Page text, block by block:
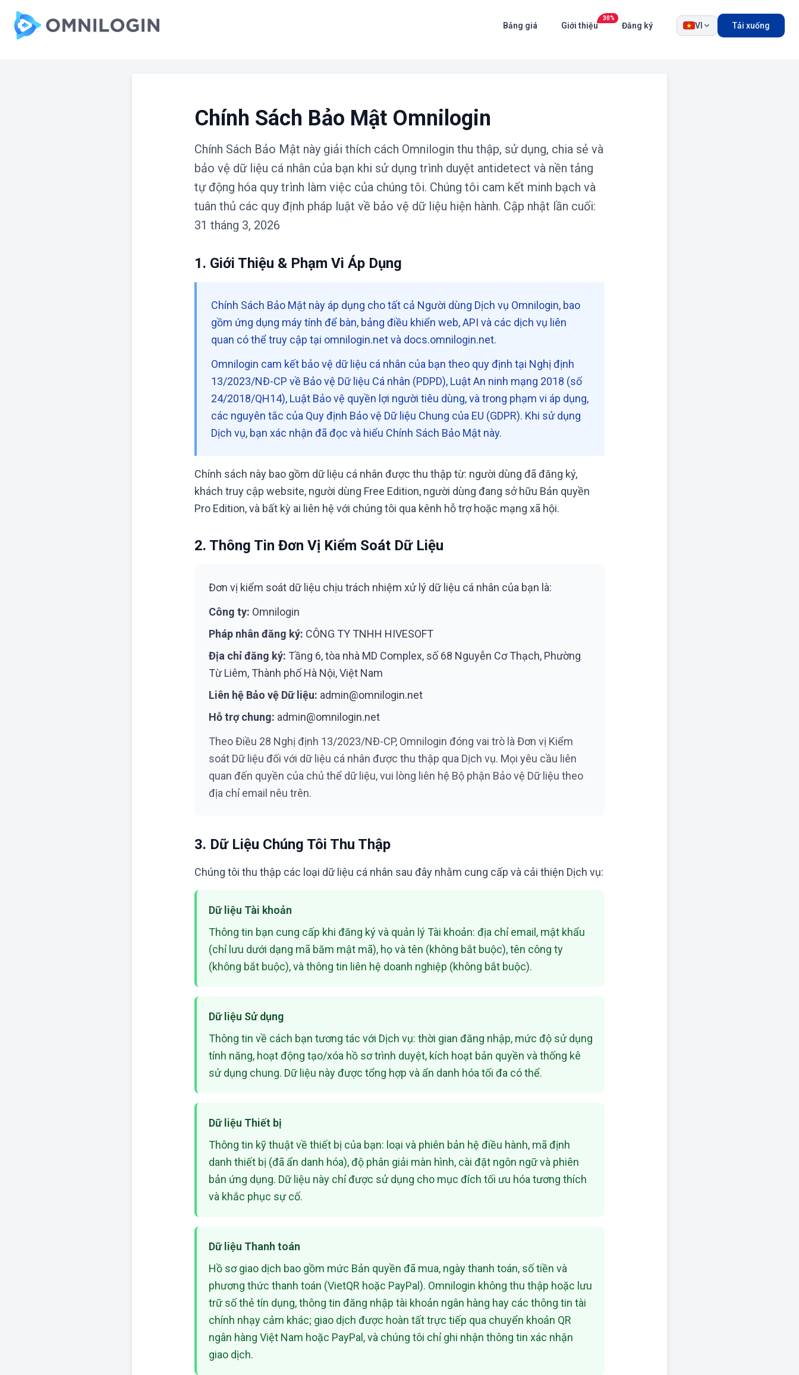
Bảng giá Giới thiệu
30%
Đăng ký VI Tải xuống
Chính Sách Bảo Mật Omnilogin
Chính Sách Bảo Mật này giải thích cách Omnilogin thu thập, sử dụng, chia sẻ và
bảo vệ dữ liệu cá nhân của bạn khi sử dụng trình duyệt antidetect và nền tảng
tự động hóa quy trình làm việc của chúng tôi. Chúng tôi cam kết minh bạch và
tuân thủ các quy định pháp luật về bảo vệ dữ liệu hiện hành. Cập nhật lần cuối:
31 tháng 3, 2026
1. Giới Thiệu & Phạm Vi Áp Dụng
Chính Sách Bảo Mật này áp dụng cho tất cả Người dùng Dịch vụ Omnilogin, bao
gồm ứng dụng máy tính để bàn, bảng điều khiển web, API và các dịch vụ liên
quan có thể truy cập tại omnilogin.net và docs.omnilogin.net.
Omnilogin cam kết bảo vệ dữ liệu cá nhân của bạn theo quy định tại Nghị định
13/2023/NĐ-CP về Bảo vệ Dữ liệu Cá nhân (PDPD), Luật An ninh mạng 2018 (số
24/2018/QH14), Luật Bảo vệ quyền lợi người tiêu dùng, và trong phạm vi áp dụng,
các nguyên tắc của Quy định Bảo vệ Dữ liệu Chung của EU (GDPR). Khi sử dụng
Dịch vụ, bạn xác nhận đã đọc và hiểu Chính Sách Bảo Mật này.
Chính sách này bao gồm dữ liệu cá nhân được thu thập từ: người dùng đã đăng ký,
khách truy cập website, người dùng Free Edition, người dùng đang sở hữu Bản quyền
Pro Edition, và bất kỳ ai liên hệ với chúng tôi qua kênh hỗ trợ hoặc mạng xã hội.
2. Thông Tin Đơn Vị Kiểm Soát Dữ Liệu
Đơn vị kiểm soát dữ liệu chịu trách nhiệm xử lý dữ liệu cá nhân của bạn là:
Công ty: Omnilogin
Pháp nhân đăng ký: CÔNG TY TNHH HIVESOFT
Địa chỉ đăng ký: Tầng 6, tòa nhà MD Complex, số 68 Nguyễn Cơ Thạch, Phường
Từ Liêm, Thành phố Hà Nội, Việt Nam
Liên hệ Bảo vệ Dữ liệu: admin@omnilogin.net
Hỗ trợ chung: admin@omnilogin.net
Theo Điều 28 Nghị định 13/2023/NĐ-CP, Omnilogin đóng vai trò là Đơn vị Kiểm
soát Dữ liệu đối với dữ liệu cá nhân được thu thập qua Dịch vụ. Mọi yêu cầu liên
quan đến quyền của chủ thể dữ liệu, vui lòng liên hệ Bộ phận Bảo vệ Dữ liệu theo
địa chỉ email nêu trên.
3. Dữ Liệu Chúng Tôi Thu Thập
Chúng tôi thu thập các loại dữ liệu cá nhân sau đây nhằm cung cấp và cải thiện Dịch vụ:
Dữ liệu Tài khoản
Thông tin bạn cung cấp khi đăng ký và quản lý Tài khoản: địa chỉ email, mật khẩu
(chỉ lưu dưới dạng mã băm mật mã), họ và tên (không bắt buộc), tên công ty
(không bắt buộc), và thông tin liên hệ doanh nghiệp (không bắt buộc).
Dữ liệu Sử dụng
Thông tin về cách bạn tương tác với Dịch vụ: thời gian đăng nhập, mức độ sử dụng
tính năng, hoạt động tạo/xóa hồ sơ trình duyệt, kích hoạt bản quyền và thống kê
sử dụng chung. Dữ liệu này được tổng hợp và ẩn danh hóa tối đa có thể.
Dữ liệu Thiết bị
Thông tin kỹ thuật về thiết bị của bạn: loại và phiên bản hệ điều hành, mã định
danh thiết bị (đã ẩn danh hóa), độ phân giải màn hình, cài đặt ngôn ngữ và phiên
bản ứng dụng. Dữ liệu này chỉ được sử dụng cho mục đích tối ưu hóa tương thích
và khắc phục sự cố.
Dữ liệu Thanh toán
Hồ sơ giao dịch bao gồm mức Bản quyền đã mua, ngày thanh toán, số tiền và
phương thức thanh toán (VietQR hoặc PayPal). Omnilogin không thu thập hoặc lưu
trữ số thẻ tín dụng, thông tin đăng nhập tài khoản ngân hàng hay các thông tin tài
chính nhạy cảm khác; giao dịch được hoàn tất trực tiếp qua chuyển khoản QR
ngân hàng Việt Nam hoặc PayPal, và chúng tôi chỉ ghi nhận thông tin xác nhận
giao dịch.